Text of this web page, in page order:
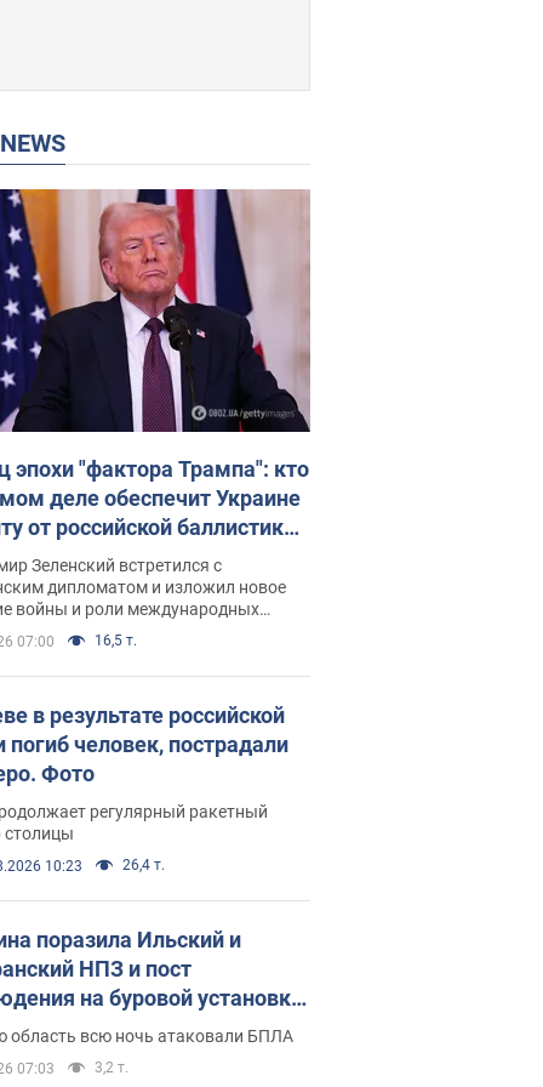
NEWS
эпохи "фактора Трампа": кто
деле обеспечит Украине
от российской баллистики.
с Безсмертным
Зеленский встретился с
дипломатом и изложил новое
войны и роли международных
в борьбе с Россией
07:00 16,5 т.
в результате российской
погиб человек, пострадали
Фото
регулярный ракетный
столицы
10:23 26,4 т.
поразила Ильский и
НПЗ и пост
на буровой установке
Генштаб раскрыл детали.
и видео
область всю ночь атаковали БПЛА
07:03 3,2 т.